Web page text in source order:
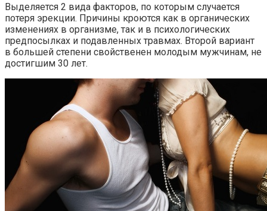
Выделяется 2 вида факторов, по которым случается
потеря эрекции. Причины кроются как в органических
изменениях в организме, так и в психологических
предпосылках и подавленных травмах. Второй вариант
в большей степени свойственен молодым мужчинам, не
достигшим 30 лет.